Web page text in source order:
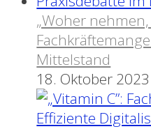
„Woher
Mittelstand
18. Oktober 2023